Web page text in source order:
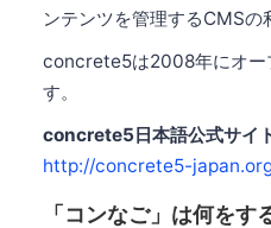
ンテンツを管理するCMSの
concrete5は2008年にオー
す。
concrete5日本語公式サイ
http://concrete5-
「コンなご」は何をす